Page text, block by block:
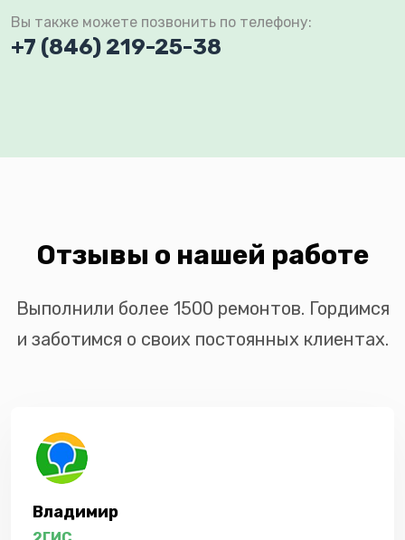
Вы также можете позвонить по телефону:
+7 (846) 219-25-38
Отзывы о нашей работе
Выполнили более 1500 ремонтов. Гордимся
и заботимся о своих постоянных клиентах.
Владимир